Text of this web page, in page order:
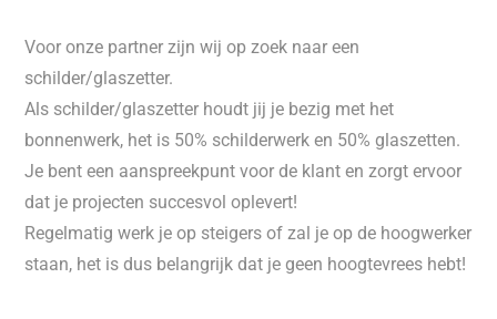
Voor onze partner zijn wij op zoek naar een
schilder/glaszetter.
Als schilder/glaszetter houdt jij je bezig met het
bonnenwerk, het is 50% schilderwerk en 50% glaszetten.
Je bent een aanspreekpunt voor de klant en zorgt ervoor
dat je projecten succesvol oplevert!
Regelmatig werk je op steigers of zal je op de hoogwerker
staan, het is dus belangrijk dat je geen hoogtevrees hebt!